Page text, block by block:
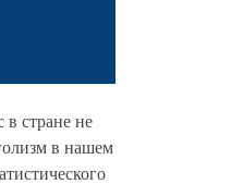
в стране не
в нашем